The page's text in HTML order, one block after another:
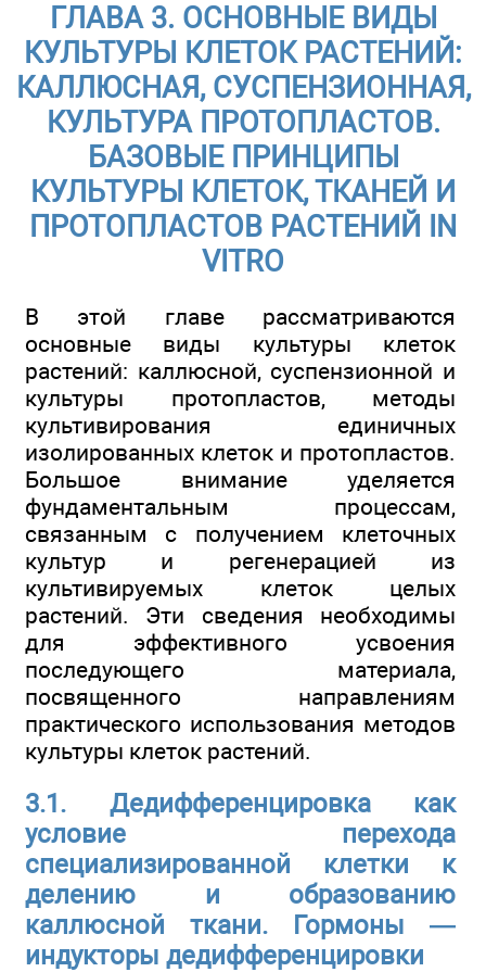
ГЛАВА 3. ОСНОВНЫЕ ВИДЫ
КУЛЬТУРЫ КЛЕТОК РАСТЕНИЙ:
КАЛЛЮСНАЯ, СУСПЕНЗИОННАЯ,
КУЛЬТУРА ПРОТОПЛАСТОВ.
БАЗОВЫЕ ПРИНЦИПЫ
КУЛЬТУРЫ КЛЕТОК, ТКАНЕЙ И
ПРОТОПЛАСТОВ РАСТЕНИЙ IN
VITRO
В этой главе рассматриваются
основные виды культуры клеток
растений: каллюсной, суспензионной и
культуры протопластов, методы
культивирования единичных
изолированных клеток и протопластов.
Большое внимание уделяется
фундаментальным процессам,
связанным с получением клеточных
культур и регенерацией из
культивируемых клеток целых
растений. Эти сведения необходимы
для эффективного усвоения
последующего материала,
посвященного направлениям
практического использования методов
культуры клеток растений.
3.1. Дедифференцировка как
условие перехода
специализированной клетки к
делению и образованию
каллюсной ткани. Гормоны —
индукторы дедифференцировки